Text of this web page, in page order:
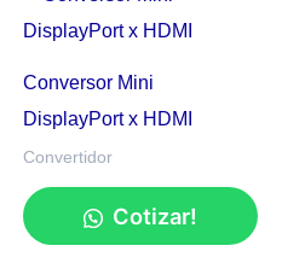
Conversor Mini
DisplayPort x HDMI
Convertidor
Cotizar!